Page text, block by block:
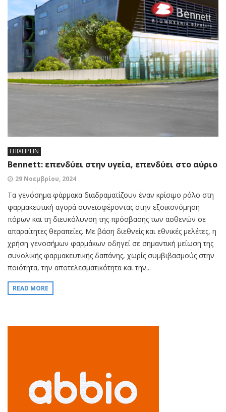
ΕΠΙΧΕΙΡΕΙΝ
Bennett: επενδύει στην υγεία, επενδύει στο αύριο
29 Νοεμβρίου, 2024
Τα γενόσημα φάρμακα διαδραματίζουν έναν κρίσιμο ρόλο στη
φαρμακευτική αγορά συνεισφέροντας στην εξοικονόμηση
πόρων και τη διευκόλυνση της πρόσβασης των ασθενών σε
απαραίτητες θεραπείες. Με βάση διεθνείς και εθνικές μελέτες, η
χρήση γενοσήμων φαρμάκων οδηγεί σε σημαντική μείωση της
συνολικής φαρμακευτικής δαπάνης, χωρίς συμβιβασμούς στην
ποιότητα, την αποτελεσματικότητα και την...
READ MORE